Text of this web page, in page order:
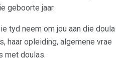
geboorte jaar.
tyd neem om jou aan die doula
haar opleiding, algemene vrae
met doulas.